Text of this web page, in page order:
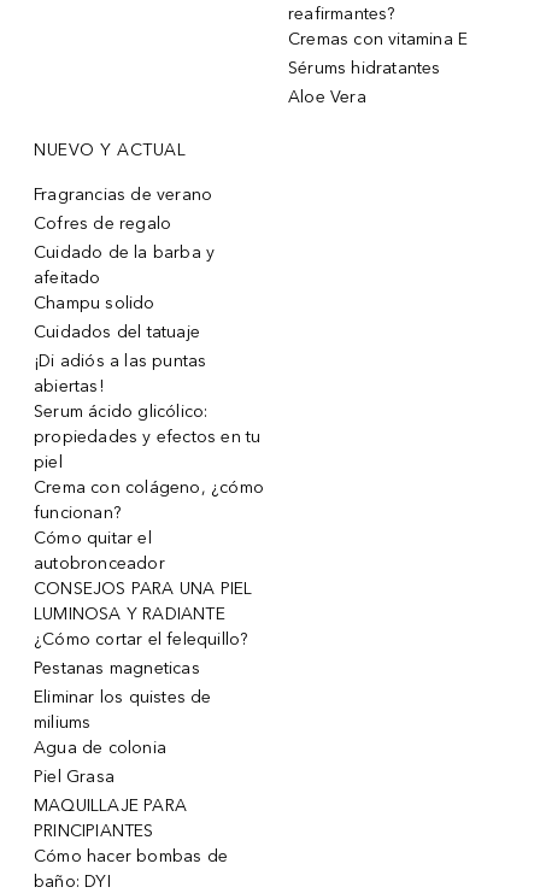
reafirmantes?
Cremas con vitamina E
Sérums hidratantes
Aloe Vera
NUEVO Y ACTUAL
Fragrancias de verano
Cofres de regalo
Cuidado de la barba y
afeitado
Champu solido
Cuidados del tatuaje
¡Di adiós a las puntas
abiertas!
Serum ácido glicólico:
propiedades y efectos en tu
piel
Crema con colágeno, ¿cómo
funcionan?
Cómo quitar el
autobronceador
CONSEJOS PARA UNA PIEL
LUMINOSA Y RADIANTE
¿Cómo cortar el felequillo?
Pestanas magneticas
Eliminar los quistes de
miliums
Agua de colonia
Piel Grasa
MAQUILLAJE PARA
PRINCIPIANTES
Cómo hacer bombas de
baño: DYI